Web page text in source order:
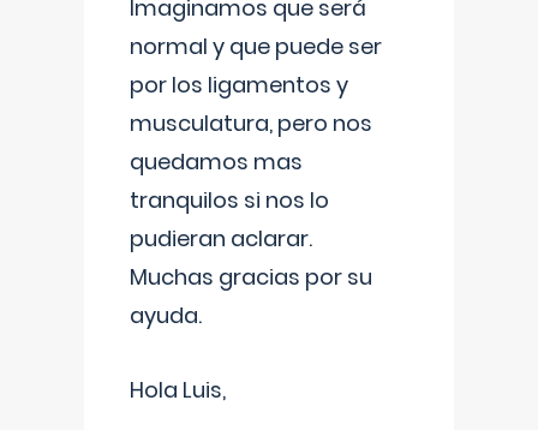
Imaginamos que será
normal y que puede ser
por los ligamentos y
musculatura, pero nos
quedamos mas
tranquilos si nos lo
pudieran aclarar.
Muchas gracias por su
ayuda.
Hola Luis,